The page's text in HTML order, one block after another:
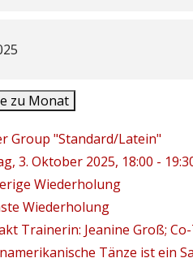
zu Monat
Group "Standard/Latein"
3. Oktober 2025, 18:00 -
Wiederholung
Wiederholung
Trainerin: Jeanine Groß;
Tänze ist ein